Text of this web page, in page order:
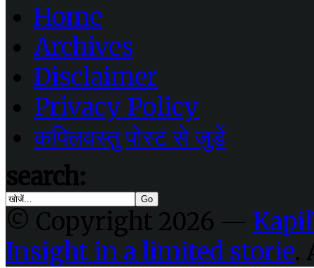
Home
Archives
Disclaimer
Privacy Policy
कपिलवस्तु पोस्ट से जुडें
search:
© Copyright 2026 —
Insight in a limited storie.